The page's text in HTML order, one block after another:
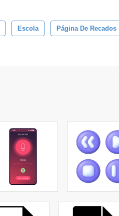
Escola Página De Recados